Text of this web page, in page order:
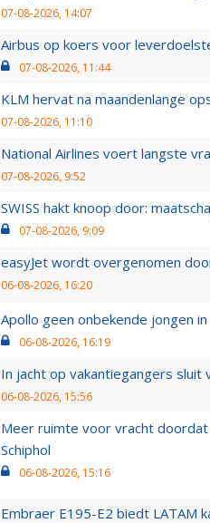
07-08-2026, 14:07
Airbus op koers voor
07-08-2026, 11:44
KLM hervat na maandenlange
07-08-2026, 11:10
National Airlines voert langste
07-08-2026, 9:52
SWISS hakt knoop door:
07-08-2026, 9:09
easyJet wordt overgenomen
06-08-2026, 16:20
Apollo geen onbekende jongen
06-08-2026, 16:19
In jacht op vakantiegangers sluit
06-08-2026, 15:56
Meer ruimte voor vracht
Schiphol
06-08-2026, 15:16
Embraer E195-E2 biedt LATAM